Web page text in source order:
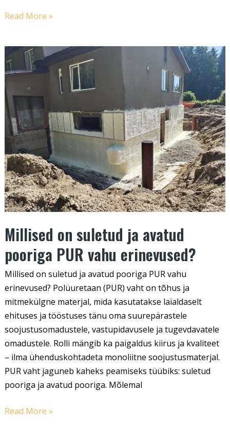
Read More »
Millised on suletud ja avatud
pooriga PUR vahu erinevused?
Millised on suletud ja avatud pooriga PUR vahu
erinevused? Polüuretaan (PUR) vaht on tõhus ja
mitmekülgne materjal, mida kasutatakse laialdaselt
ehituses ja tööstuses tänu oma suurepärastele
soojustusomadustele, vastupidavusele ja tugevdavatele
omadustele. Rolli mängib ka paigaldus kiirus ja kvaliteet
– ilma ühenduskohtadeta monoliitne soojustusmaterjal.
PUR vaht jaguneb kaheks peamiseks tüübiks: suletud
pooriga ja avatud pooriga. Mõlemal
Millised
on
suletud
ja
avatud
pooriga
PUR
vahu
erinevused?
Read More »